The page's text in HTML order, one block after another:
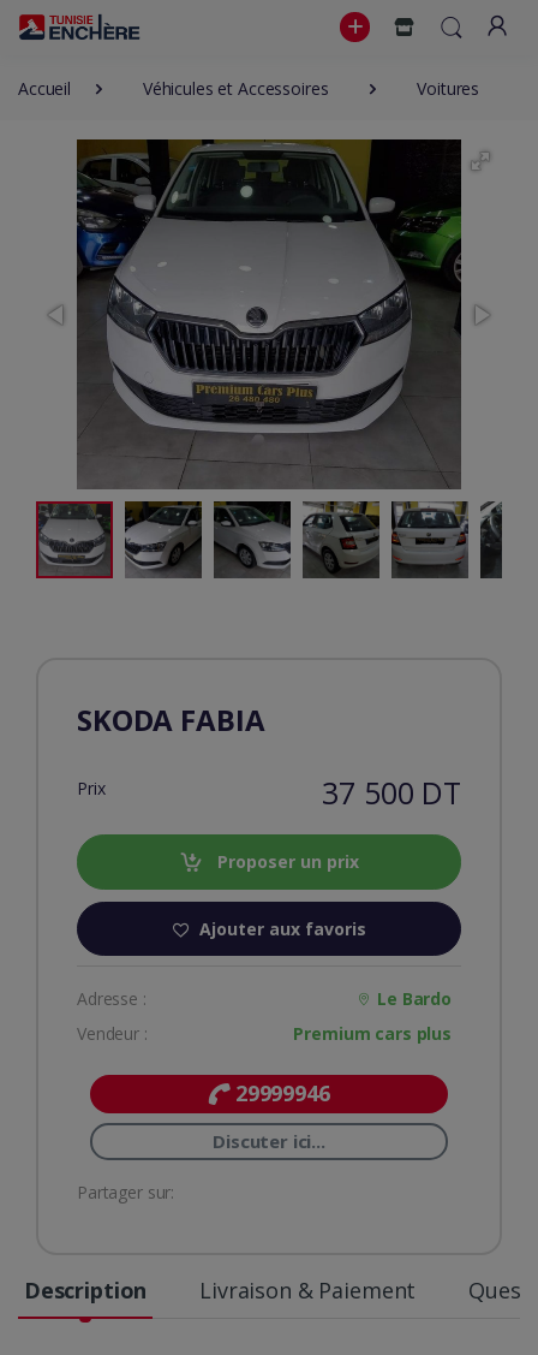
Accueil Véhicules et Accessoires Voitures
SKODA FABIA
Prix 37 500 DT
Proposer un prix
Ajouter aux favoris
Adresse :
Le Bardo
Vendeur :
Premium cars plus
29999946
Discuter ici...
Partager sur:
Description Livraison & Paiement